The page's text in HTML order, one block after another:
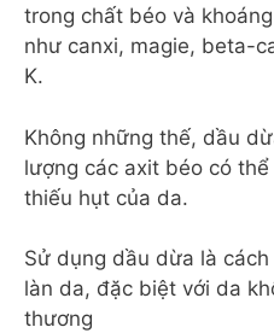
trong chất béo và
như canxi, magie, beta-
K.
Không những thế, dầu
lượng các axit béo có
thiếu hụt của da.
Sử dụng dầu dừa là
làn da, đặc biệt với da
thương